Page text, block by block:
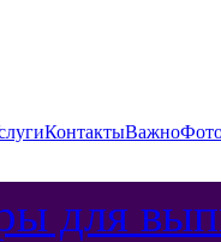
КонтактыВажно
для